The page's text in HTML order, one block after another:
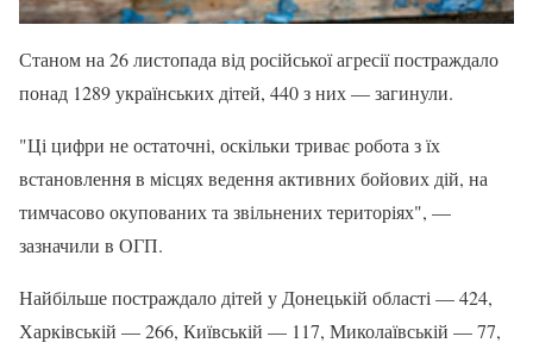
Станом на 26 листопада від російської агресії постраждало
понад 1289 українських дітей, 440 з них — загинули.
"Ці цифри не остаточні, оскільки триває робота з їх
встановлення в місцях ведення активних бойових дій, на
тимчасово окупованих та звільнених територіях", —
зазначили в ОГП.
Найбільше постраждало дітей у Донецькій області — 424,
Харківській — 266, Київській — 117, Миколаївській — 77,